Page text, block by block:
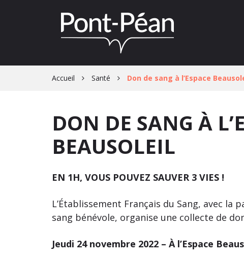
Accueil Santé Don de sang à l’Espace
DON DE SANG À
BEAUSOLEIL
EN 1H, VOUS POUVEZ SAUVER 3 VIES !
L’Établissement Français du Sang, avec
sang bénévole, organise une collecte de
Jeudi 24 novembre 2022 – À l’Espace